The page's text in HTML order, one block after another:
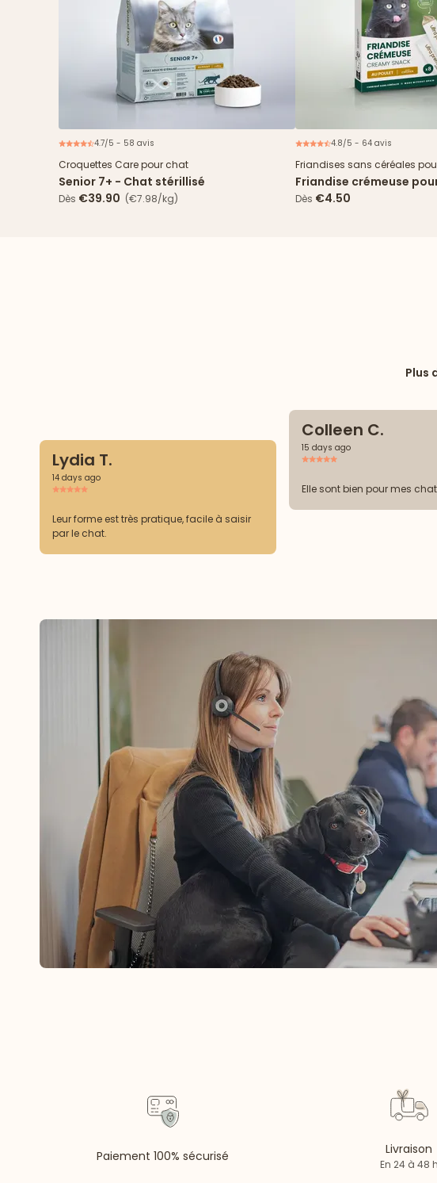
4.7/5 - 58 avis
Croquettes Care pour chat
Senior 7+ - Chat stérillisé
Dès €39.90 (€7.98/kg)
4.8/5 - 64 avis
Friandises sans céréales
Friandise crémeuse
Dès €4.50
Plus
Lydia T.
14 days ago
Leur forme est très pratique, facile à saisir
par le chat.
Colleen C.
15 days ago
Elle sont bien pour mes
Paiement 100% sécurisé Livraison
En 24 à 48 h